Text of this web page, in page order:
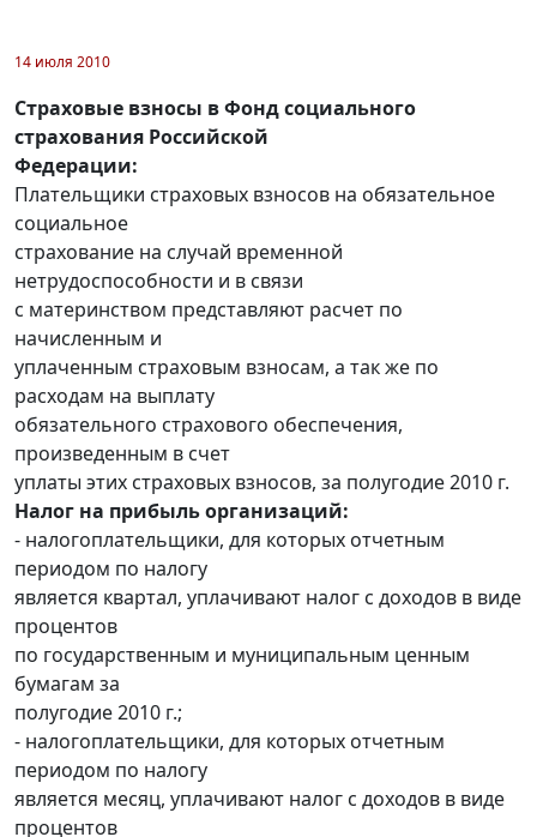
14 июля 2010
Страховые взносы в Фонд социального
страхования Российской
Федерации:
Плательщики страховых взносов на обязательное
социальное
страхование на случай временной
нетрудоспособности и в связи
с материнством представляют расчет по
начисленным и
уплаченным страховым взносам, а так же по
расходам на выплату
обязательного страхового обеспечения,
произведенным в счет
уплаты этих страховых взносов, за полугодие 2010 г.
Налог на прибыль организаций:
- налогоплательщики, для которых отчетным
периодом по налогу
является квартал, уплачивают налог с доходов в виде
процентов
по государственным и муниципальным ценным
бумагам за
полугодие 2010 г.;
- налогоплательщики, для которых отчетным
периодом по налогу
является месяц, уплачивают налог с доходов в виде
процентов